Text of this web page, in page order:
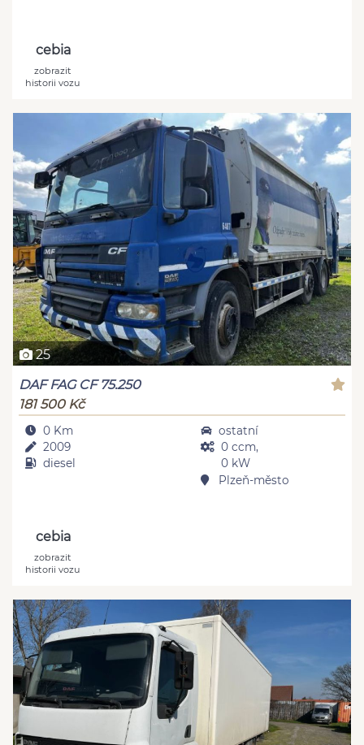
cebia
zobrazit
historii vozu
25
DAF FAG CF 75.250
181 500 Kč
0 Km
2009
diesel
ostatní
0 ccm,
0 kW
Plzeň-město
cebia
zobrazit
historii vozu